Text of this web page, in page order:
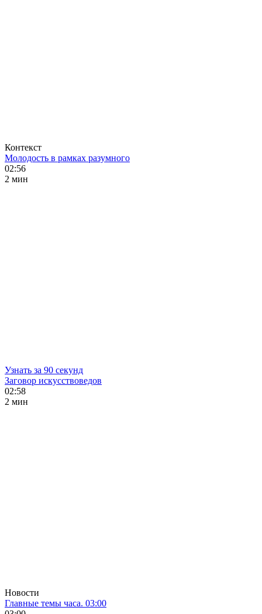
Контекст
Молодость в рамках разумного
02:56
2 мин
Узнать за 90 секунд
Заговор искусствоведов
02:58
2 мин
Новости
Главные темы часа. 03:00